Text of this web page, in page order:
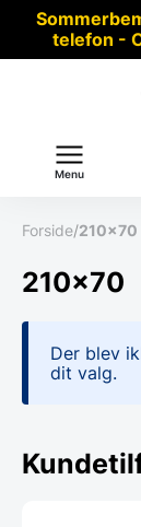
telefon -
Menu
Forside/210x70
210x70
Der blev
dit valg.